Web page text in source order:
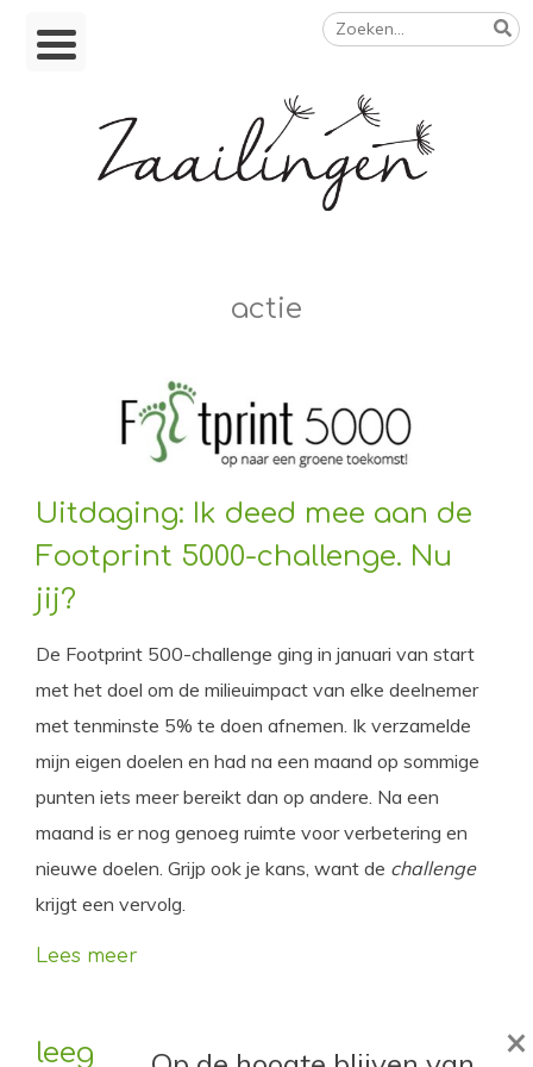
Skip
Zoeken
naar:
actie
Uitdaging: Ik deed mee aan de
Footprint 5000-challenge. Nu
jij?
De Footprint 500-challenge ging in januari van start
met het doel om de milieuimpact van elke deelnemer
met tenminste 5% te doen afnemen. Ik verzamelde
mijn eigen doelen en had na een maand op sommige
punten iets meer bereikt dan op andere. Na een
maand is er nog genoeg ruimte voor verbetering en
nieuwe doelen. Grijp ook je kans, want de challenge
krijgt een vervolg.
Lees meer
leeg ×